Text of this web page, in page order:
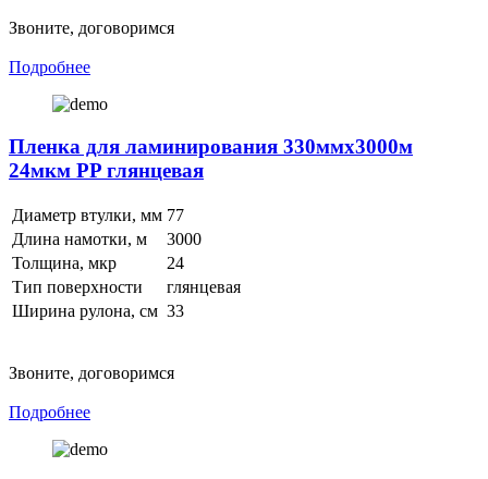
Звоните, договоримся
Подробнее
Пленка для ламинирования 330ммх3000м
24мкм PP глянцевая
Диаметр втулки, мм 77
Длина намотки, м
3000
Толщина, мкр
24
Тип поверхности
глянцевая
Ширина рулона, см 33
Звоните, договоримся
Подробнее